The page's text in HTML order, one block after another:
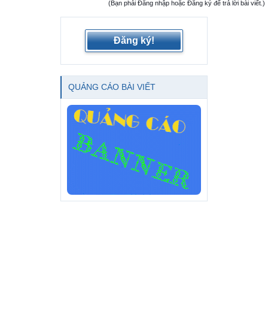
(Bạn phải Đăng nhập hoặc Đăng ký để trả lời bài viết.)
Đăng ký!
QUẢNG CÁO BÀI VIẾT